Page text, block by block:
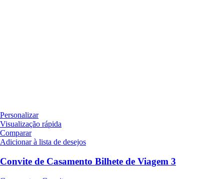
Personalizar
Visualização rápida
Comparar
Adicionar à lista de desejos
Convite de Casamento Bilhete de Viagem 3